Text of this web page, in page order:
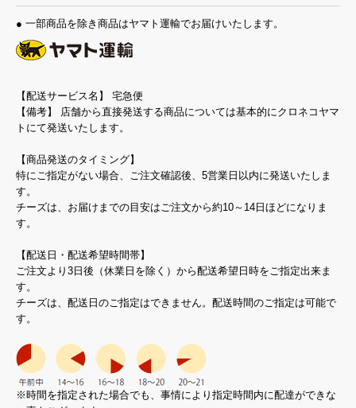
● 一部商品を除き商品はヤマト運輸でお届けいたします。
【配送サービス名】 宅急便
【備考】 店舗から直接発送する商品については基本的にクロネコヤマ
トにて発送いたします。
【商品発送のタイミング】
特にご指定がない場合、ご注文確認後、5営業日以内に発送いたしま
す。
チーズは、お届けまでの目安はご注文から約10～14日ほどになりま
す。
【配送日・配送希望時間帯】
ご注文より3日後（休業日を除く）から配送希望日時をご指定出来ま
す。
チーズは、配送日のご指定はできません。配送時間のご指定は可能で
す。
※時間を指定された場合でも、事情により指定時間内に配達ができな